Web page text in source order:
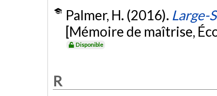
Palmer, H. (2016). Large-
[Mémoire de maîtrise,
Disponible
R